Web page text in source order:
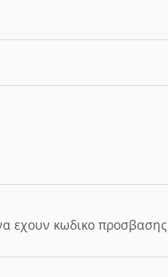
εχουν κωδικο προσβασης